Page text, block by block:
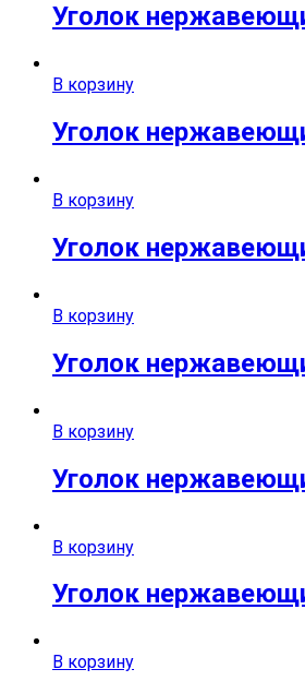
Уголок
В корзину
Уголок
В корзину
Уголок
В корзину
Уголок
В корзину
Уголок
В корзину
Уголок
В корзину